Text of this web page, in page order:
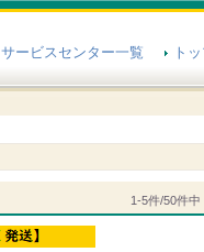
サービスセンター一覧
ト
1-5件/50件